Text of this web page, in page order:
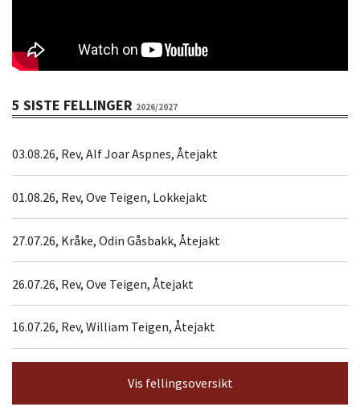
5 SISTE FELLINGER 2026/2027
03.08.26, Rev, Alf Joar Aspnes, Åtejakt
01.08.26, Rev, Ove Teigen, Lokkejakt
27.07.26, Kråke, Odin Gåsbakk, Åtejakt
26.07.26, Rev, Ove Teigen, Åtejakt
16.07.26, Rev, William Teigen, Åtejakt
Vis fellingsoversikt